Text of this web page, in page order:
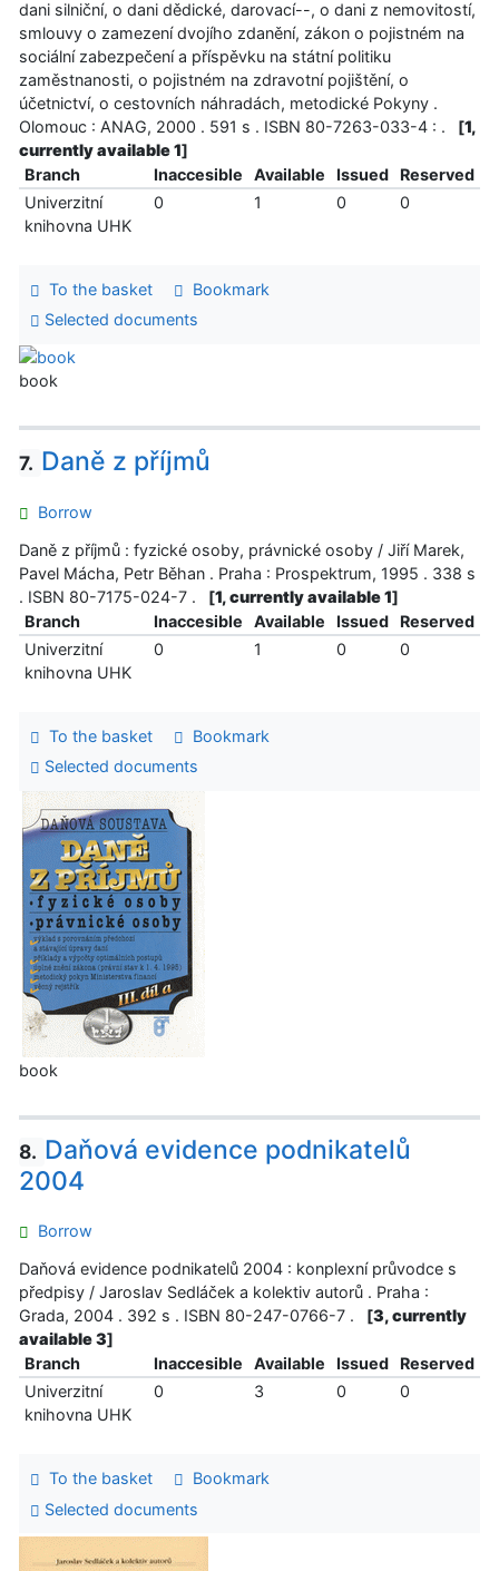
dani silniční, o dani dědické, darovací--, o dani z nemovitostí,
smlouvy o zamezení dvojího zdanění, zákon o pojistném na
sociální zabezpečení a příspěvku na státní politiku
zaměstnanosti, o pojistném na zdravotní pojištění, o
účetnictví, o cestovních náhradách, metodické Pokyny .
Olomouc : ANAG, 2000 . 591 s . ISBN 80-7263-033-4 : .
[1,
currently available 1]
Branch
Inaccesible Available Issued
Reserved
Univerzitní
knihovna UHK
0 1 0 0
To the basket
Bookmark
Selected documents
book
7. Daně z příjmů
Borrow
Daně z příjmů : fyzické osoby, právnické osoby / Jiří Marek,
Pavel Mácha, Petr Běhan . Praha : Prospektrum, 1995 . 338 s
. ISBN 80-7175-024-7 .
[1, currently available 1]
Branch
Inaccesible Available Issued
Reserved
Univerzitní
knihovna UHK
0 1 0 0
To the basket
Bookmark
Selected documents
book
8. Daňová evidence podnikatelů
2004
Borrow
Daňová evidence podnikatelů 2004 : konplexní průvodce s
předpisy / Jaroslav Sedláček a kolektiv autorů . Praha :
Grada, 2004 . 392 s . ISBN 80-247-0766-7 .
[3, currently
available 3]
Branch
Inaccesible Available Issued
Reserved
Univerzitní
knihovna UHK
0 3 0 0
To the basket
Bookmark
Selected documents